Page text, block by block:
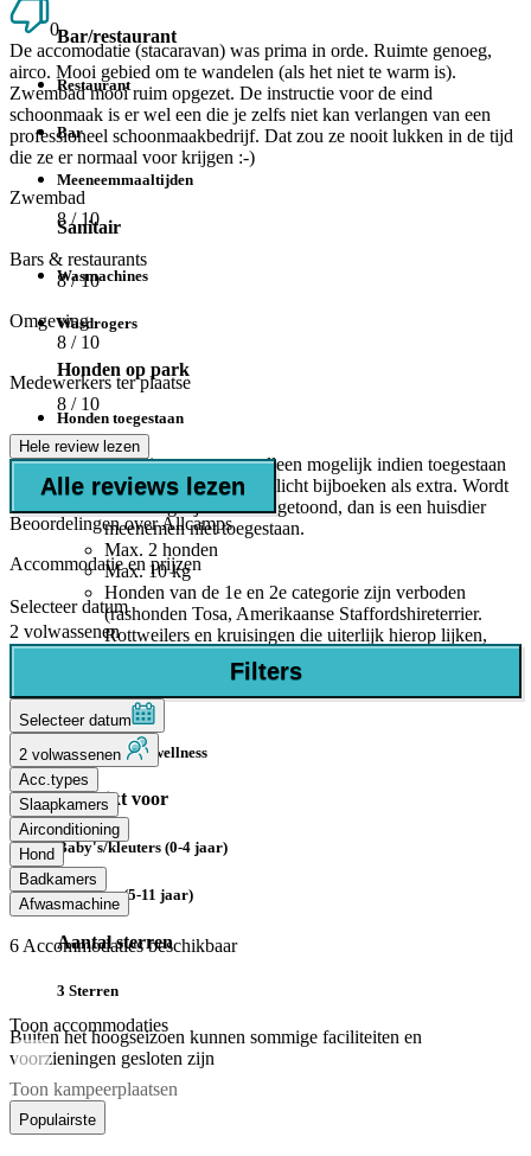
Bar/restaurant
Restaurant
Bar
Meeneemmaaltijden
Sanitair
Wasmachines
Wasdrogers
Honden op park
Honden toegestaan
Huisdier meenemen alleen mogelijk indien toegestaan
in accommodatie. Verplicht bijboeken als extra. Wordt
deze mogelijkheid niet getoond, dan is een huisdier
meenemen niet toegestaan.
Max. 2 honden
Max. 10 kg
Honden van de 1e en 2e categorie zijn verboden
(rashonden Tosa, Amerikaanse Staffordshireterrier.
Rottweilers en kruisingen die uiterlijk hierop lijken,
incl. Mastiffs ('Boerboel').
Wellness
Ligbedden bij wellness
Geschikt voor
Baby's/kleuters (0-4 jaar)
Kinderen (5-11 jaar)
Aantal sterren
3 Sterren
Buiten het hoogseizoen kunnen sommige faciliteiten en
voorzieningen gesloten zijn
0
De accomodatie (stacaravan) was prima in orde. Ruimte genoeg,
airco. Mooi gebied om te wandelen (als het niet te warm is).
Zwembad mooi ruim opgezet. De instructie voor de eind
schoonmaak is er wel een die je zelfs niet kan verlangen van een
professioneel schoonmaakbedrijf. Dat zou ze nooit lukken in de tijd
die ze er normaal voor krijgen :-)
Zwembad
8 / 10
Bars & restaurants
8/ 10
Omgeving
8 / 10
Medewerkers ter plaatse
8 / 10
Hele review lezen
Alle reviews lezen
Beoordelingen over Allcamps
Accommodatie en prijzen
Selecteer datum
2 volwassenen
Filters
Selecteer datum
2 volwassenen
Acc.types
Slaapkamers
Airconditioning
Hond
Badkamers
Afwasmachine
6 Accommodaties beschikbaar
Toon accommodaties
Toon kampeerplaatsen
Populairste